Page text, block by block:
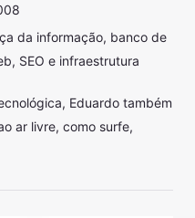
da informação, banco de
SEO e infraestrutura
Eduardo também
ar livre, como surfe,